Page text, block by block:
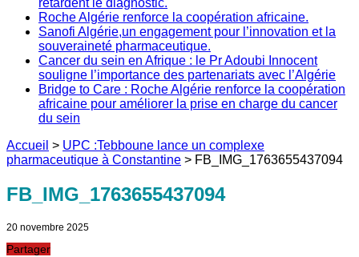
retardent le diagnostic.
Roche Algérie renforce la coopération africaine.
Sanofi Algérie,un engagement pour l’innovation et la
souveraineté pharmaceutique.
Cancer du sein en Afrique : le Pr Adoubi Innocent
souligne l’importance des partenariats avec l’Algérie
Bridge to Care : Roche Algérie renforce la coopération
africaine pour améliorer la prise en charge du cancer
du sein
Accueil > UPC :Tebboune lance un complexe
pharmaceutique à Constantine > FB_IMG_1763655437094
FB_IMG_1763655437094
20 novembre 2025
Partager